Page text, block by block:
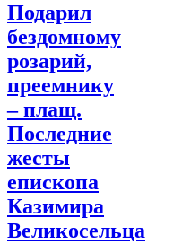
Подарил
бездомному
розарий,
преемнику
– плащ.
Последние
жесты
епископа
Казимира
Великосельца